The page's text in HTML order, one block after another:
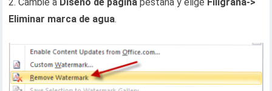
Eliminar marca de agua.